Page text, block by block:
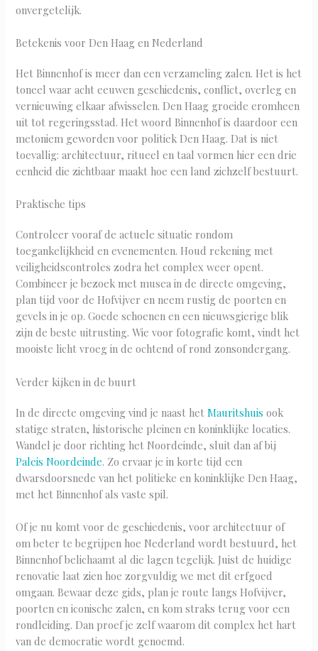
onvergetelijk.
Betekenis voor Den Haag en Nederland
Het Binnenhof is meer dan een verzameling zalen. Het is het
toneel waar acht eeuwen geschiedenis, conflict, overleg en
vernieuwing elkaar afwisselen. Den Haag groeide eromheen
uit tot regeringsstad. Het woord Binnenhof is daardoor een
metoniem geworden voor politiek Den Haag. Dat is niet
toevallig: architectuur, ritueel en taal vormen hier een drie
eenheid die zichtbaar maakt hoe een land zichzelf bestuurt.
Praktische tips
Controleer vooraf de actuele situatie rondom
toegankelijkheid en evenementen. Houd rekening met
veiligheidscontroles zodra het complex weer opent.
Combineer je bezoek met musea in de directe omgeving,
plan tijd voor de Hofvijver en neem rustig de poorten en
gevels in je op. Goede schoenen en een nieuwsgierige blik
zijn de beste uitrusting. Wie voor fotografie komt, vindt het
mooiste licht vroeg in de ochtend of rond zonsondergang.
Verder kijken in de buurt
In de directe omgeving vind je naast hetMauritshuis ook
statige straten, historische pleinen en koninklijke locaties.
Wandel je door richting het Noordeinde, sluit dan af bij
Paleis Noordeinde. Zo ervaar je in korte tijd een
dwarsdoorsnede van het politieke en koninklijke Den Haag,
met het Binnenhof als vaste spil.
Of je nu komt voor de geschiedenis, voor architectuur of
om beter te begrijpen hoe Nederland wordt bestuurd, het
Binnenhof belichaamt al die lagen tegelijk. Juist de huidige
renovatie laat zien hoe zorgvuldig we met dit erfgoed
omgaan. Bewaar deze gids, plan je route langs Hofvijver,
poorten en iconische zalen, en kom straks terug voor een
rondleiding. Dan proef je zelf waarom dit complex het hart
van de democratie wordt genoemd.